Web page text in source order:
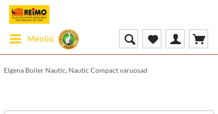
Menüü
Elgena Boiler Nautic, Nautic Compact varuosad